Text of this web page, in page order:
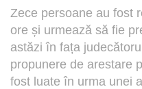
Zece persoane au fost
ore și urmează să fie
astăzi în fața
propunere de arestare
fost luate în urma unei